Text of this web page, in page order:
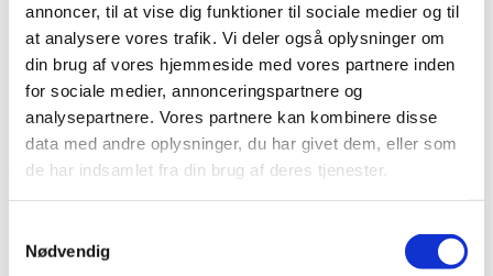
annoncer, til at vise dig funktioner til sociale medier og til
at analysere vores trafik. Vi deler også oplysninger om
din brug af vores hjemmeside med vores partnere inden
for sociale medier, annonceringspartnere og
analysepartnere. Vores partnere kan kombinere disse
data med andre oplysninger, du har givet dem, eller som
de har indsamlet fra din brug af deres tjenester.
Nødvendig
Diagnostisk udredning og behandlingsplan: 3.750 kr.
Inkluderer fuld konsultation, nødvendige røntgenbilleder,
fotos og digital analyse
(Evt. CBCT-tillæg: 1.895–2.995 kr.)
Skinnebehandling: 4.500–13.000 kr.
Inkluderer justering og kontrol
Vi prioriterer altid grundig forventningsafstemning med patienten, så
der er fuld forståelse for behandlingsforløb, omfang og mål.